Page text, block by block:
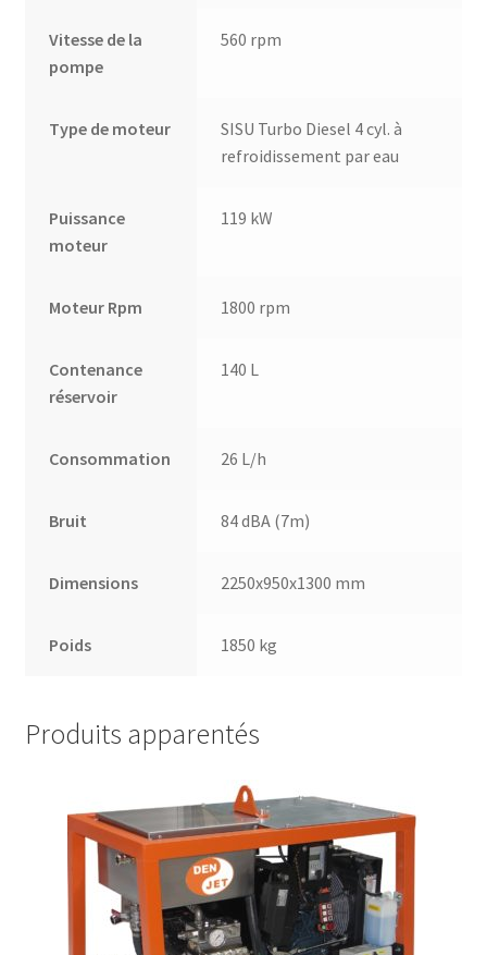
Vitesse de la
pompe
560 rpm
Type de moteur
SISU Turbo Diesel 4 cyl. à
refroidissement par eau
Puissance
moteur
119 kW
Moteur Rpm 1800 rpm
Contenance
réservoir
140 L
Consommation 26 L/h
Bruit 84 dBA (7m)
Dimensions 2250x950x1300 mm
Poids 1850 kg
Produits apparentés